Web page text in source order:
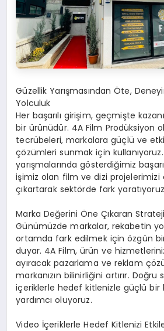
Güzellik Yarışmasından Öte,
Yolculuk
Her başarılı girişim, geçmişte
bir ürünüdür. 4A Film Prodüksiyon
tecrübeleri, markalara güçlü ve
çözümleri sunmak için
yarışmalarında gösterdiğimiz
işimiz olan film ve dizi
çıkartarak sektörde fark
Marka Değerini Öne Çıkaran
Günümüzde markalar, rekabetin
ortamda fark edilmek için özgün
duyar. 4A Film, ürün ve
ayıracak pazarlama ve reklam
markanızın bilinirliğini artırır. Doğru
içeriklerle hedef kitlenizle güçlü bir
yardımcı oluyoruz.
Video İçeriklerle Hedef Kitlenizi